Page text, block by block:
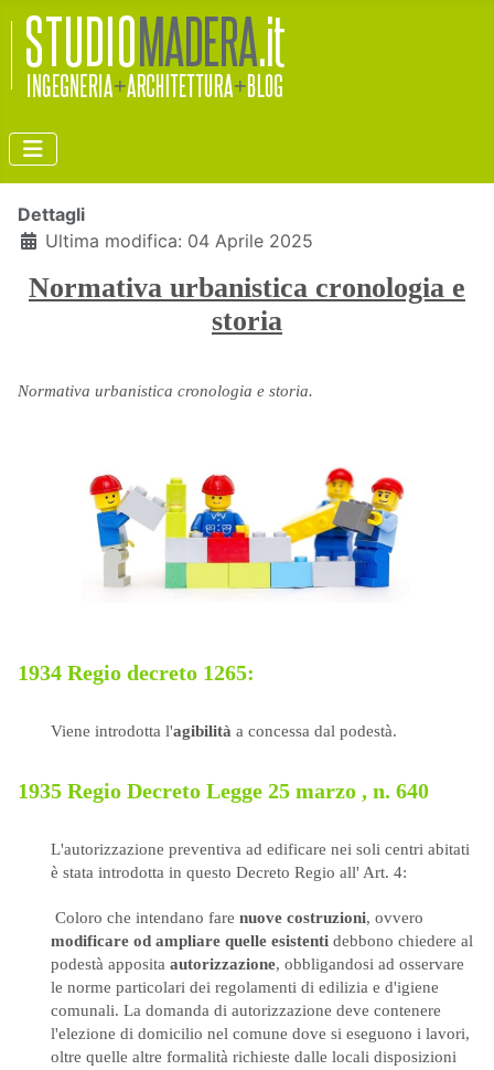
Dettagli
Ultima modifica: 04 Aprile 2025
Normativa urbanistica cronologia e
storia
Normativa urbanistica cronologia e storia.
1934 Regio decreto 1265:
Viene introdotta l'agibilità a concessa dal podestà.
1935 Regio Decreto Legge 25 marzo , n. 640
L'autorizzazione preventiva ad edificare nei soli centri abitati
è stata introdotta in questo Decreto Regio all' Art. 4:
Coloro che intendano fare nuove costruzioni, ovvero
modificare od ampliare quelle esistenti debbono chiedere al
podestà apposita autorizzazione, obbligandosi ad osservare
le norme particolari dei regolamenti di edilizia e d'igiene
comunali. La domanda di autorizzazione deve contenere
l'elezione di domicilio nel comune dove si eseguono i lavori,
oltre quelle altre formalità richieste dalle locali disposizioni